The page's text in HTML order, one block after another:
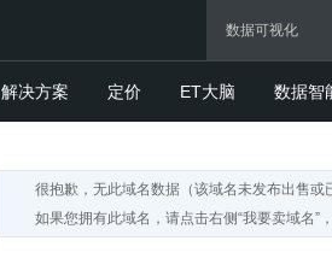
解决方案 定价 ET大脑 数据智
很抱歉，无此域名数据（该域名未发布出售或
如果您拥有此域名，请点击右侧“我要卖域名”